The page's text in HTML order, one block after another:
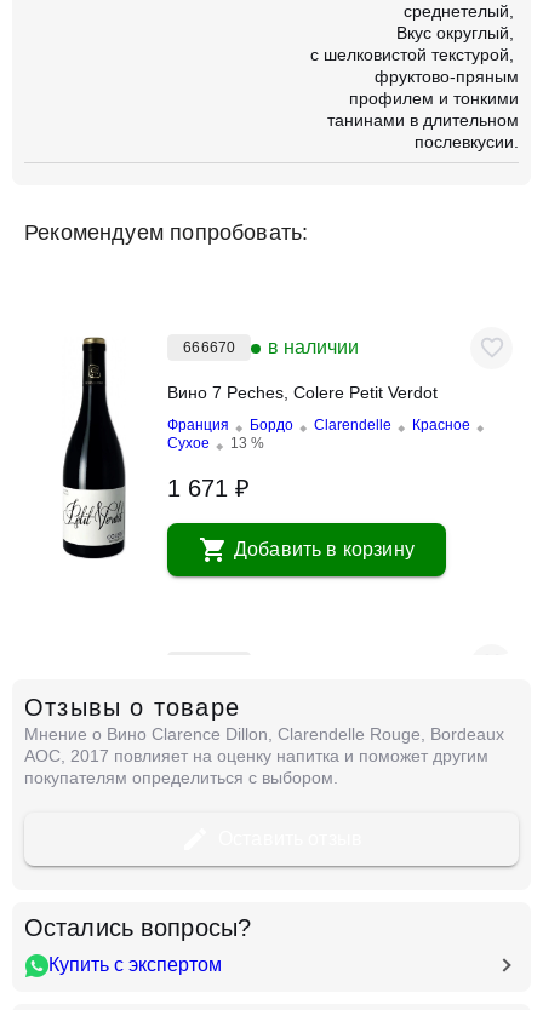
среднетелый
Вкус округлый
с шелковистой текстурой
фруктово-пряным
профилем и тонкими
танинами в длительном
послевкусии.
Рекомендуем попробовать:
666670 в наличии
Вино 7 Peches, Colere Petit Verdot
Франция Бордо Clarendelle
Красное
Сухое
13 %
1 671 ₽
Добавить в корзину
Вино 7 Peches, Luxure Syrah
Франция Бордо Clarendelle
Красное
Сухое
13 %
Добавить в корзину
Отзывы о товаре
Мнение о Вино Clarence Dillon, Clarendelle Rouge, Bordeaux
AOC, 2017 повлияет на оценку напитка и поможет другим
покупателям определиться с выбором.
Остались вопросы?
Купить с экспертом